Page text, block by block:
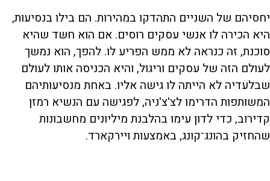
יחסיהם של השניים התהדקו במהירות. הם בילו בנסיעות,
היא הכירה לו אנשי עסקים רוסים. אם הוא חשד שהיא
סוכנת, זה כנראה לא ממש הפריע לו. להפך, הוא נמשך
לעולם הזה של עסקים וריגול, והיא הכניסה אותו לעולם
שבלעדיה לא הייתה לו גישה אליו. באחת מנסיעותיהם
המשותפות הדרימו לצ'צ'ניה, לפגישה עם הנשיא רמזן
קדירוב, כדי לדון עימו בהלבנת מיליונים מחשבונות
שהחזיק בהונג־קונג, באמצעות ויירקארד.